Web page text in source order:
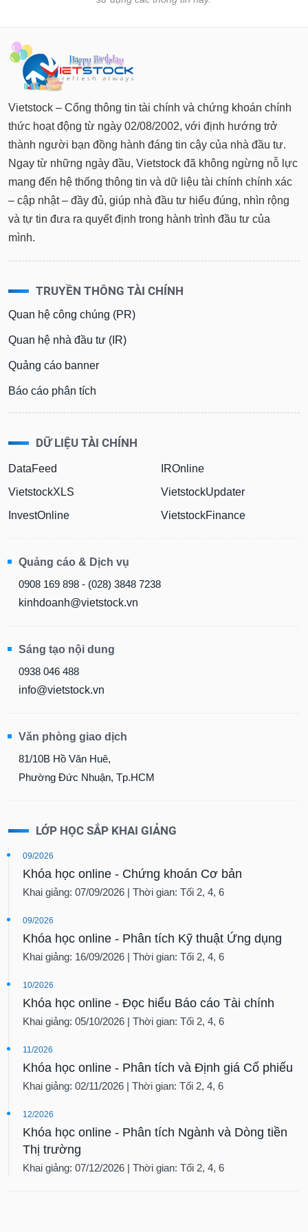
Vietstock – Cổng thông tin tài chính và chứng khoán chính
thức hoạt động từ ngày 02/08/2002, với định hướng trở
thành người bạn đồng hành đáng tin cậy của nhà đầu tư.
Ngay từ những ngày đầu, Vietstock đã không ngừng nỗ lực
mang đến hệ thống thông tin và dữ liệu tài chính chính xác
– cập nhật – đầy đủ, giúp nhà đầu tư hiểu đúng, nhìn rộng
và tự tin đưa ra quyết định trong hành trình đầu tư của
mình.
TRUYỀN THÔNG TÀI CHÍNH
Quan hệ công chúng (PR)
Quan hệ nhà đầu tư (IR)
Quảng cáo banner
Báo cáo phân tích
DỮ LIỆU TÀI CHÍNH
DataFeed
VietstockXLS
InvestOnline
IROnline
VietstockUpdater
VietstockFinance
Quảng cáo & Dịch vụ
0908 169 898 - (028) 3848 7238
kinhdoanh@vietstock.vn
Sáng tạo nội dung
0938 046 488
info@vietstock.vn
Văn phòng giao dịch
81/10B Hồ Văn Huê,
Phường Đức Nhuận, Tp.HCM
LỚP HỌC SẮP KHAI GIẢNG
09/2026
Khóa học online - Chứng khoán Cơ bản
Khai giảng: 07/09/2026 | Thời gian: Tối 2, 4, 6
09/2026
Khóa học online - Phân tích Kỹ thuật Ứng dụng
Khai giảng: 16/09/2026 | Thời gian: Tối 2, 4, 6
10/2026
Khóa học online - Đọc hiểu Báo cáo Tài chính
Khai giảng: 05/10/2026 | Thời gian: Tối 2, 4, 6
11/2026
Khóa học online - Phân tích và Định giá Cổ phiếu
Khai giảng: 02/11/2026 | Thời gian: Tối 2, 4, 6
12/2026
Khóa học online - Phân tích Ngành và Dòng tiền
Thị trường
Khai giảng: 07/12/2026 | Thời gian: Tối 2, 4, 6
chính
Công
cụ
đầu
Truyền
thông
chính
liệu
chính